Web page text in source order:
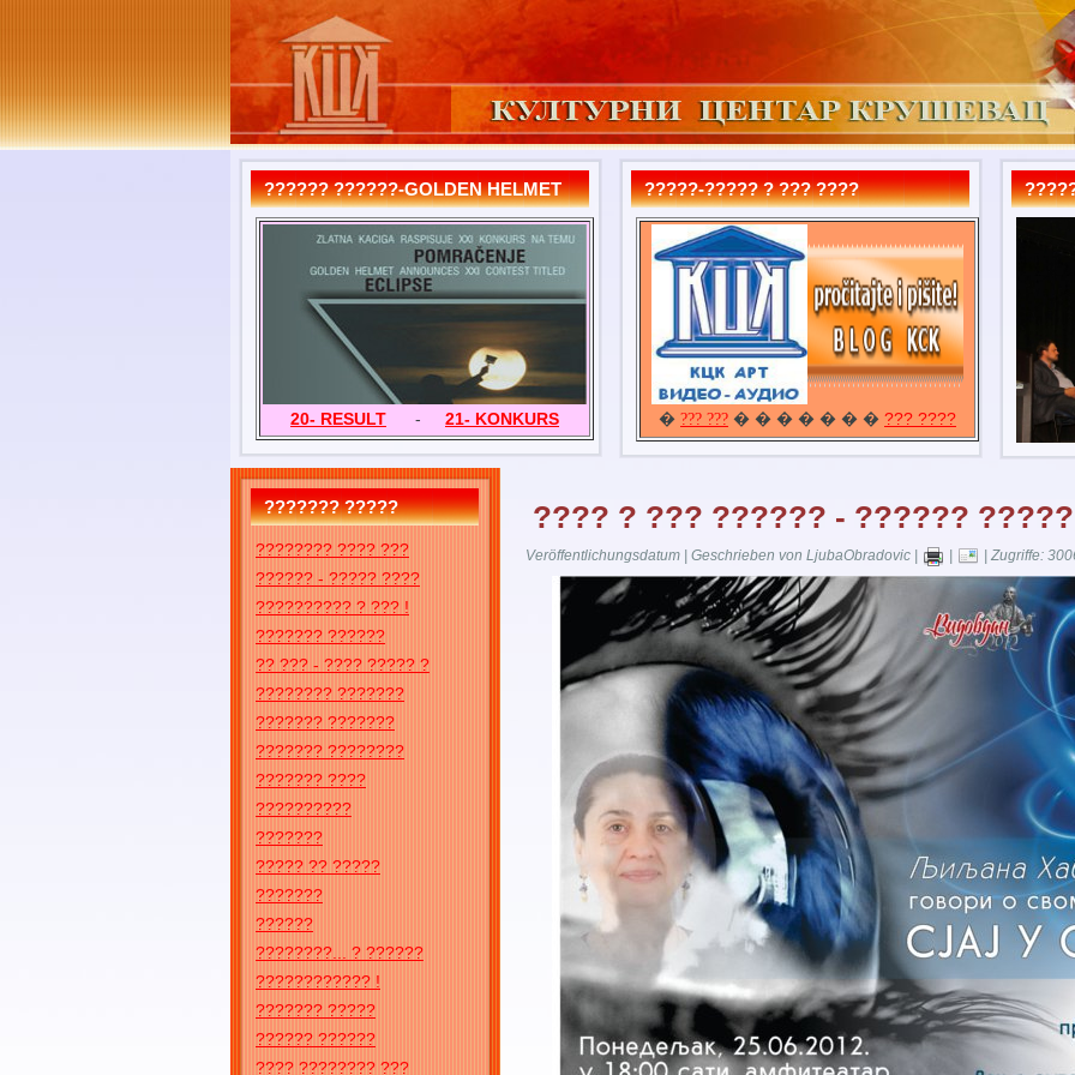
?????? ??????-GOLDEN HELMET
20- RESULT - 21- KONKURS
?????-????? ? ??? ????
� ??? ??? � � � � � � � ??? ????
??????? ?????
???????? ???? ???
?????? - ????? ????
?????????? ? ??? !
??????? ??????
?? ??? - ???? ????? ?
???????? ???????
??????? ???????
??????? ????????
??????? ????
??????????
???????
????? ?? ?????
???????
??????
????????... ? ??????
???????????? !
??????? ?????
?????? ??????
???? ???????? ???
???? ? ??? ?????? - ??????
Veröffentlichungsdatum | Geschrieben von LjubaObradovic | | Zugriffe: